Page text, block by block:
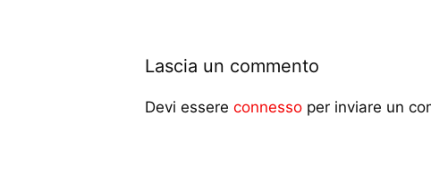
Lascia un commento
Devi essere connesso per inviare un